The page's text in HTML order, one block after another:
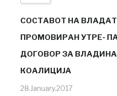
СОСТАВОТ НА
ПРОМОВИРАН УТРЕ-
ДОГОВОР ЗА ВЛАДИНА
КОАЛИЦИЈА
28.January.2017